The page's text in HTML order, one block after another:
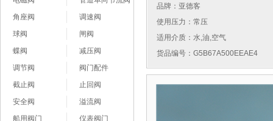
角座阀
调速阀
球阀
闸阀
蝶阀
减压阀
调节阀
阀门配件
截止阀
止回阀
安全阀
溢流阀
船用阀门
仪表阀门
品牌： 亚德客
使用压力：常压
适用介质：水,油,空气
货品编号：G5B67A500EEAE4